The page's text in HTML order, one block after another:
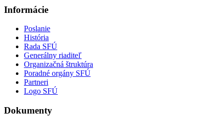
Informácie
Poslanie
História
Rada SFÚ
Generálny riaditeľ
Organizačná štruktúra
Poradné orgány SFÚ
Partneri
Logo SFÚ
Dokumenty